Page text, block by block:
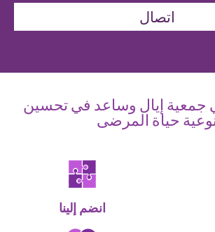
اتصال
جمعية إيال وساعد في تحسين
حياة المرضى
انضم إلينا